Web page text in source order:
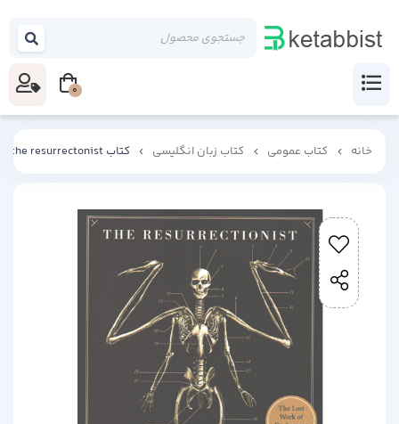
خانه کتاب عمومی کتاب زبان انگلیسی کتاب the resurrectonist اثر EB Hudspeth به زبان انگلیسی
0